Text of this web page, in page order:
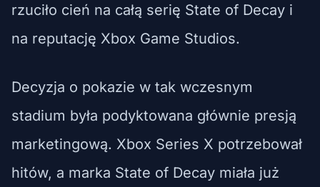
rzuciło cień na całą serię State of Decay i
na reputację Xbox Game Studios.
Decyzja o pokazie w tak wczesnym
stadium była podyktowana głównie presją
marketingową. Xbox Series X potrzebował
hitów, a marka State of Decay miała już